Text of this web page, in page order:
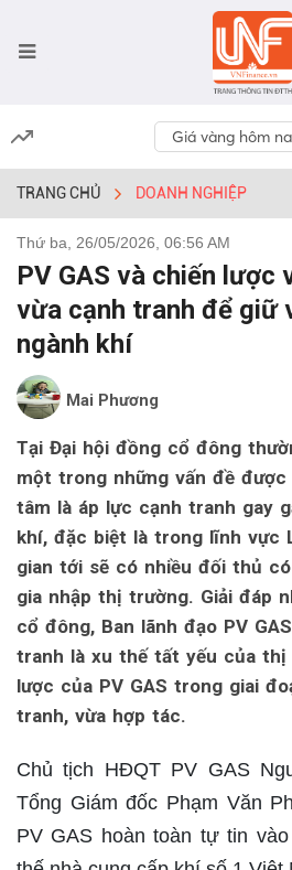
Giá vàng hôm
TRANG CHỦ DOANH NGHIỆP
Thứ ba, 26/05/2026, 06:56 AM
PV GAS và chiến lược
vừa cạnh tranh để giữ
ngành khí
Mai Phương
Tại Đại hội đồng cổ đông
một trong những vấn đề được
tâm là áp lực cạnh tranh gay
khí, đặc biệt là trong lĩnh vực
gian tới sẽ có nhiều đối thủ
gia nhập thị trường. Giải đáp
cổ đông, Ban lãnh đạo PV
tranh là xu thế tất yếu của thị
lược của PV GAS trong giai
tranh, vừa hợp tác.
Chủ tịch HĐQT PV GAS
Tổng Giám đốc Phạm Văn
PV GAS hoàn toàn tự tin